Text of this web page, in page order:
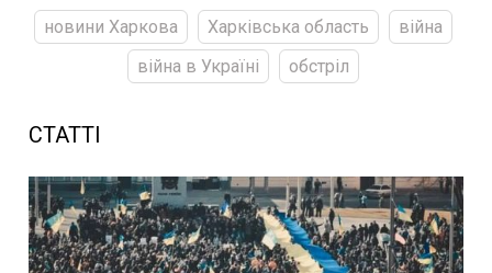
новини Харкова Харківська область
війна
війна в Україні
обстріл
СТАТТІ